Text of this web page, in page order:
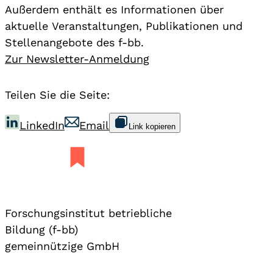
Außerdem enthält es Informationen über
aktuelle Veranstaltungen, Publikationen und
Stellenangebote des f-bb.
Zur Newsletter-Anmeldung
Teilen Sie die Seite:
LinkedIn Email Link kopieren
Forschungsinstitut betriebliche
Bildung (f-bb)
gemeinnützige GmbH